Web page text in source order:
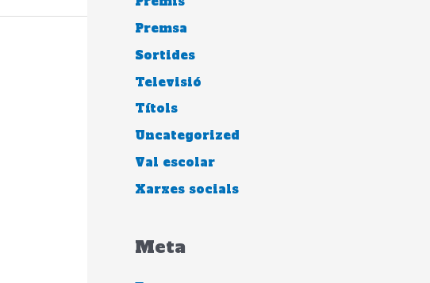
Premsa
Sortides
Televisió
Títols
Uncategorized
Val escolar
Xarxes socials
Meta